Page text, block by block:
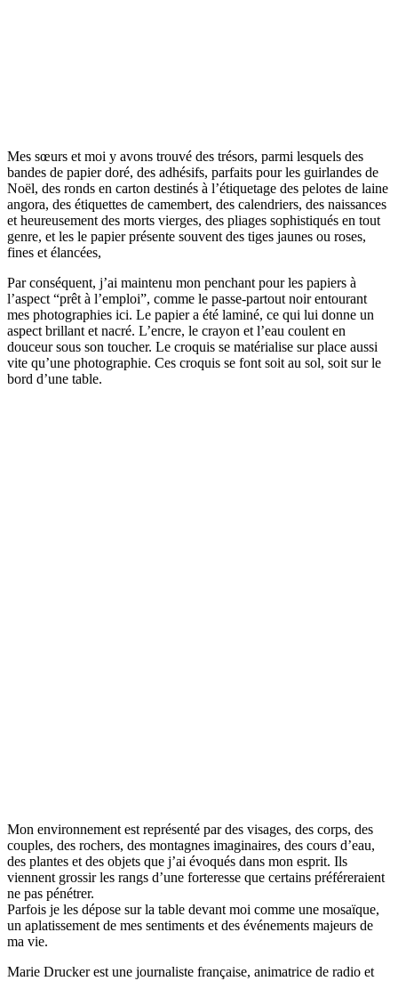
Mes sœurs et moi y avons trouvé des trésors, parmi lesquels des
bandes de papier doré, des adhésifs, parfaits pour les guirlandes de
Noël, des ronds en carton destinés à l’étiquetage des pelotes de laine
angora, des étiquettes de camembert, des calendriers, des naissances
et heureusement des morts vierges, des pliages sophistiqués en tout
genre, et les le papier présente souvent des tiges jaunes ou roses,
fines et élancées,
Par conséquent, j’ai maintenu mon penchant pour les papiers à
l’aspect “prêt à l’emploi”, comme le passe-partout noir entourant
mes photographies ici. Le papier a été laminé, ce qui lui donne un
aspect brillant et nacré. L’encre, le crayon et l’eau coulent en
douceur sous son toucher. Le croquis se matérialise sur place aussi
vite qu’une photographie. Ces croquis se font soit au sol, soit sur le
bord d’une table.
Mon environnement est représenté par des visages, des corps, des
couples, des rochers, des montagnes imaginaires, des cours d’eau,
des plantes et des objets que j’ai évoqués dans mon esprit. Ils
viennent grossir les rangs d’une forteresse que certains préféreraient
ne pas pénétrer.
Parfois je les dépose sur la table devant moi comme une mosaïque,
un aplatissement de mes sentiments et des événements majeurs de
ma vie.
Marie Drucker est une journaliste française, animatrice de radio et